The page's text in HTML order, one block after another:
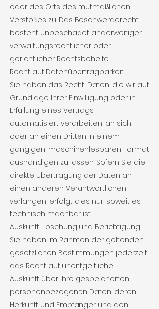
oder des Orts des mutmaßlichen
Verstoßes zu. Das Beschwerderecht
besteht unbeschadet anderweitiger
verwaltungsrechtlicher oder
gerichtlicher Rechtsbehelfe.
Recht auf Datenübertragbarkeit
Sie haben das Recht, Daten, die wir auf
Grundlage Ihrer Einwilligung oder in
Erfüllung eines Vertrags
automatisiert verarbeiten, an sich
oder an einen Dritten in einem
gängigen, maschinenlesbaren Format
aushändigen zu lassen. Sofern Sie die
direkte Übertragung der Daten an
einen anderen Verantwortlichen
verlangen, erfolgt dies nur, soweit es
technisch machbar ist.
Auskunft, Löschung und Berichtigung
Sie haben im Rahmen der geltenden
gesetzlichen Bestimmungen jederzeit
das Recht auf unentgeltliche
Auskunft über Ihre gespeicherten
personenbezogenen Daten, deren
Herkunft und Empfänger und den